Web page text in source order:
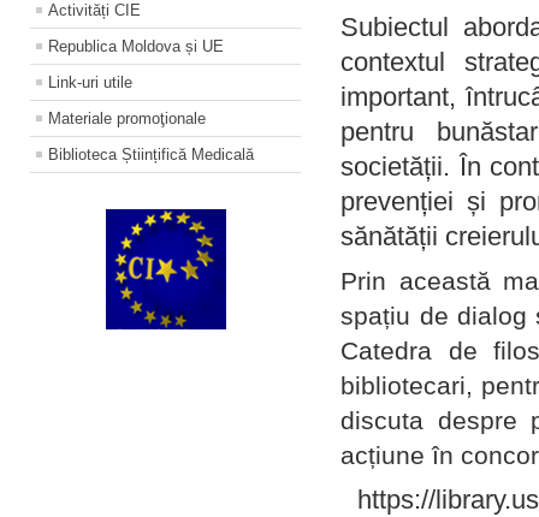
Activități CIE
Republica Moldova și UE
Link-uri utile
Materiale promoţionale
Biblioteca Științifică Medicală
Subiectul
contextul
important,
pentru
societății. În
prevenției și
sănătății
Prin această
spațiu de dialog
Catedra de
bibliotecari,
discuta despre
acțiune în
https://